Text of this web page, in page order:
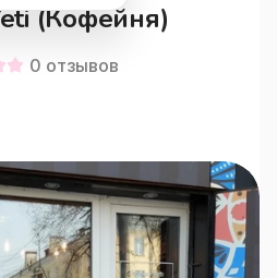
(Кофейня)
0 отзывов